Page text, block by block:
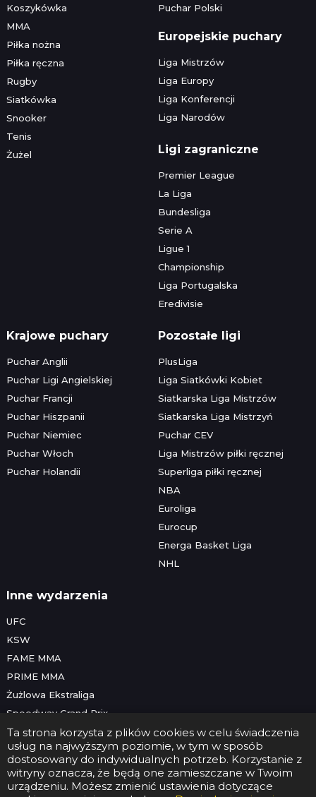
Ta strona korzysta z plików cookies w celu świadczenia
usług na najwyższym poziomie, w tym w sposób
dostosowany do indywidualnych potrzeb. Korzystanie z
witryny oznacza, że będą one zamieszczane w Twoim
urządzeniu. Możesz zmienić ustawienia dotyczące
Koszykówka
MMA
Piłka nożna
Piłka ręczna
Rugby
Siatkówka
Snooker
Tenis
Żużel
Puchar Polski
Europejskie puchary
Liga Mistrzów
Liga Europy
Liga Konferencji
Liga Narodów
Ligi zagraniczne
Premier League
La Liga
Bundesliga
Serie A
Ligue 1
Championship
Liga Portugalska
Eredivisie
Krajowe puchary
Puchar Anglii
Puchar Ligi Angielskiej
Puchar Francji
Puchar Hiszpanii
Puchar Niemiec
Puchar Włoch
Puchar Holandii
Pozostałe ligi
PlusLiga
Liga Siatkówki Kobiet
Siatkarska Liga Mistrzów
Siatkarska Liga Mistrzyń
Puchar CEV
Liga Mistrzów piłki ręcznej
Superliga piłki ręcznej
NBA
Euroliga
Eurocup
Energa Basket Liga
NHL
Inne wydarzenia
UFC
KSW
FAME MMA
PRIME MMA
Żużlowa Ekstraliga
Speedway Grand Prix
Skoki narciarskie
Copyright © 2026 Futbolwtv.pl